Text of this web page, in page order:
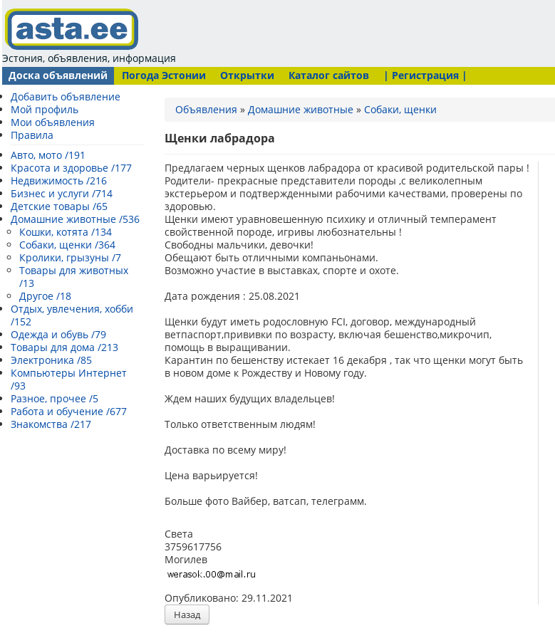
Эстония, объявления, информация
Доска объявлений
Погода Эстонии Открытки Каталог сайтов
| Регистрация |
Добавить объявление
Мой профиль
Мои объявления
Правила
Авто, мото /191
Красота и здоровье /177
Недвижимость /216
Бизнес и услуги /714
Детские товары /65
Домашние животные /536
Кошки, котята /134
Собаки, щенки /364
Кролики, грызуны /7
Товары для животных
/13
Другое /18
Отдых, увлечения, хобби
/152
Одежда и обувь /79
Товары для дома /213
Электроника /85
Компьютеры Интернет
/93
Разное, прочее /5
Работа и обучение /677
Знакомства /217
Объявления »Домашние животные »Собаки, щенки
Щенки лабрадора
Предлагаем черных щенков лабрадора от красивой родительской пары !
Родители- прекрасные представители породы ,с великолепным
экстерьером и подтвержденными рабочими качествами, проверены по
здоровью.
Щенки имеют уравновешенную психику и отличный темперамент
свойственной породе, игривы любознательны !
Свободны мальчики, девочки!
Обещают быть отличными компаньонами.
Возможно участие в выставках, спорте и охоте.
Дата рождения : 25.08.2021
Щенки будут иметь родословную FCI, договор, международный
ветпаспорт,прививки по возрасту, включая бешенство,микрочип,
помощь в выращивании.
Карантин по бешенству истекает 16 декабря , так что щенки могут быть
в новом доме к Рождеству и Новому году.
Ждем наших будущих владельцев!
Только ответственным людям!
Доставка по всему миру!
Цена варьируется!
Больше фото Вайбер, ватсап, телеграмм.
Света
3759617756
Могилев
Опубликовано: 29.11.2021
Назад